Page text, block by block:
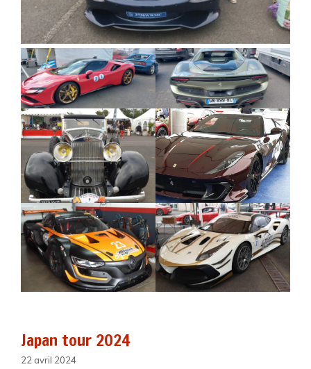
Japan tour 2024
22 avril 2024